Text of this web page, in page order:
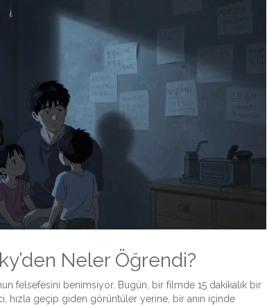
Neler Öğrendi?
felsefesini benimsiyor. Bugün, bir filmde 15 dakikalık bir
hızla geçip giden görüntüler yerine, bir anın içinde